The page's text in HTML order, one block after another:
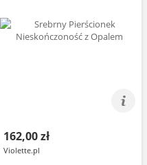
162,00 zł
Violette.pl